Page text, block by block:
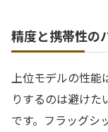
精度と携帯性の
上位モデルの性能
りするのは避けた
です。フラッグシ